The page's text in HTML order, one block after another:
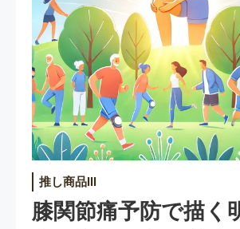
推し商品III
膝関節痛予防で描く